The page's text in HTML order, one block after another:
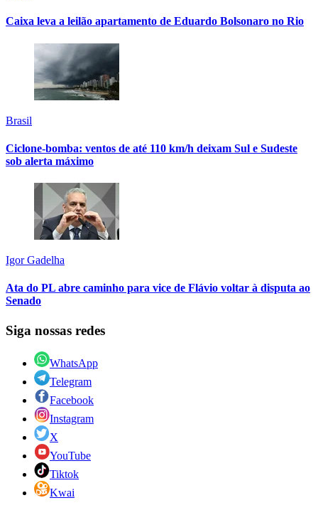
Caixa leva a leilão apartamento de Eduardo Bolsonaro no Rio
Brasil
Ciclone-bomba: ventos de até 110 km/h deixam Sul e Sudeste
sob alerta máximo
Igor Gadelha
Ata do PL abre caminho para vice de Flávio voltar à disputa ao
Senado
Siga nossas redes
WhatsApp
Telegram
Facebook
Instagram
X
YouTube
Tiktok
Kwai